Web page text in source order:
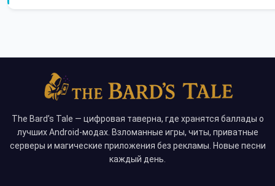
The Bard’s Tale — цифровая таверна, где хранятся баллады о
лучших Android-модах. Взломанные игры, читы, приватные
серверы и магические приложения без рекламы. Новые песни
каждый день.